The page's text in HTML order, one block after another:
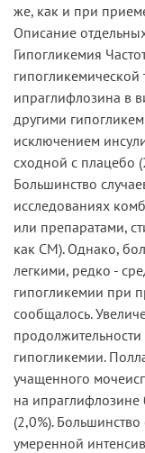
же, как и при
Описание
Гипогликемия
ипраглифлозина в
другими
исключением
сходной с плацебо
Большинство
исследованиях
или препаратами,
как СМ). Однако,
легкими, редко -
гипогликемии при
сообщалось.
продолжительности
гипогликемии.
учащенного
на
(2,0%).
умеренной